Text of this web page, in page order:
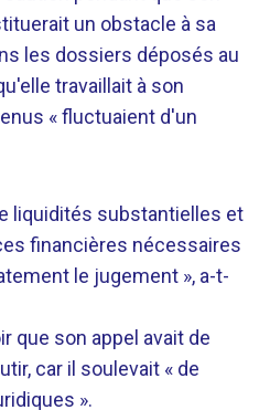
un obstacle à sa
les dossiers déposés au
travaillait à son
« fluctuaient d'un
liquidités substantielles et
financières nécessaires
le jugement », a-t-
que son appel avait de
car il soulevait « de
».